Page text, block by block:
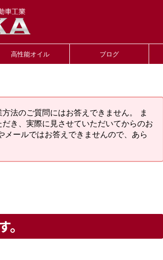
高性能オイル ブログ
法のご質問にはお答えできません。 ま
き、実際に見させていただいてからのお
ールではお答えできませんので、あら